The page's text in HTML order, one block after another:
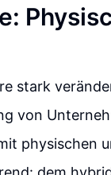
stark
von
physischen